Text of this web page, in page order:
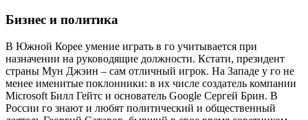
Бизнес и политика
В Южной Корее умение играть в го учитывается при
назначении на руководящие должности. Кстати, президент
страны Мун Джэин – сам отличный игрок. На Западе у го не
менее именитые поклонники: в их числе создатель компании
Microsoft Билл Гейтс и основатель Google Сергей Брин. В
России го знают и любят политический и общественный